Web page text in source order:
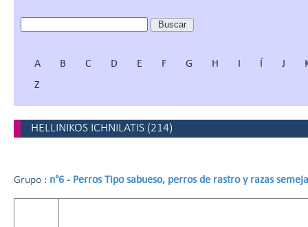
A B C D E F G H I Í J
Z
HELLINIKOS ICHNILATIS (214)
Grupo : n°6 - Perros Tipo sabueso, perros de rastro y razas